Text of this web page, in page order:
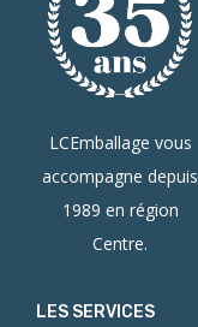
LCEmballage vous
accompagne depuis
1989 en région
Centre.
LES SERVICES